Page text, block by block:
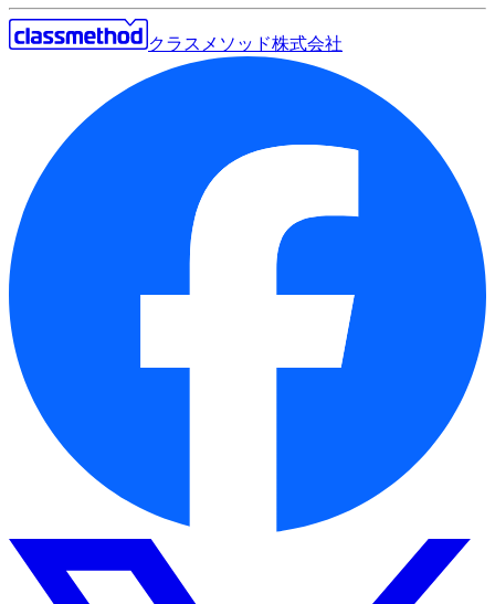
クラスメソッド株式会社